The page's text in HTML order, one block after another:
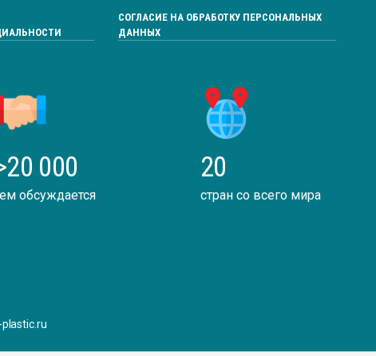
СОГЛАСИЕ НА ОБРАБОТКУ ПЕРСОНАЛЬНЫХ
ДАННЫХ
000
обсуждается
20
стран со всего мира